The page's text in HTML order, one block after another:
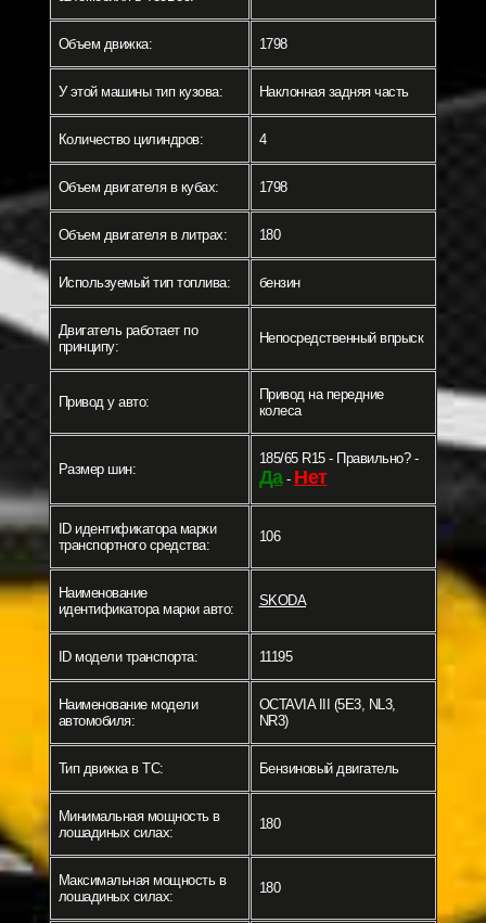
Объем движка: 1798
У этой машины тип кузова: Наклонная задняя часть
Количество цилиндров: 4
Объем двигателя в кубах: 1798
Объем двигателя в литрах: 180
Используемый тип топлива: бензин
Двигатель работает по
принципу:
Непосредственный впрыск
Привод у авто:
Привод на передние
колеса
Размер шин:
185/65 R15 - Правильно? -
Да- Нет
ID идентификатора марки
транспортного средства:
106
Наименование
идентификатора марки авто:
SKODA
ID модели транспорта: 11195
Наименование модели
автомобиля:
OCTAVIA III (5E3, NL3,
NR3)
Тип движка в ТС: Бензиновый двигатель
Минимальная мощность в
лошадиных силах:
180
Максимальная мощность в
лошадиных силах:
180